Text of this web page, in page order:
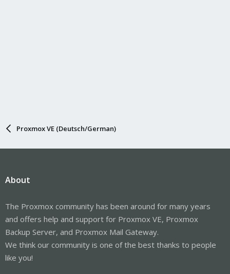
Proxmox VE (Deutsch/German)
About
The Proxmox community has been around for many years
and offers help and support for Proxmox VE, Proxmox
Backup Server, and Proxmox Mail Gateway.
We think our community is one of the best thanks to people
like you!